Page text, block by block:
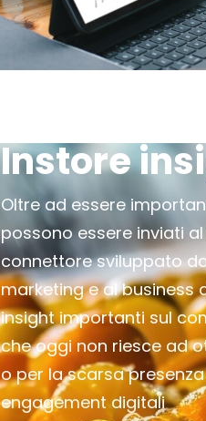
Instore
Oltre ad essere
possono essere inviati
connettore sviluppato
marketing e al business
insight importanti sul
che oggi non riesce ad
o per la scarsa
engagement digitali